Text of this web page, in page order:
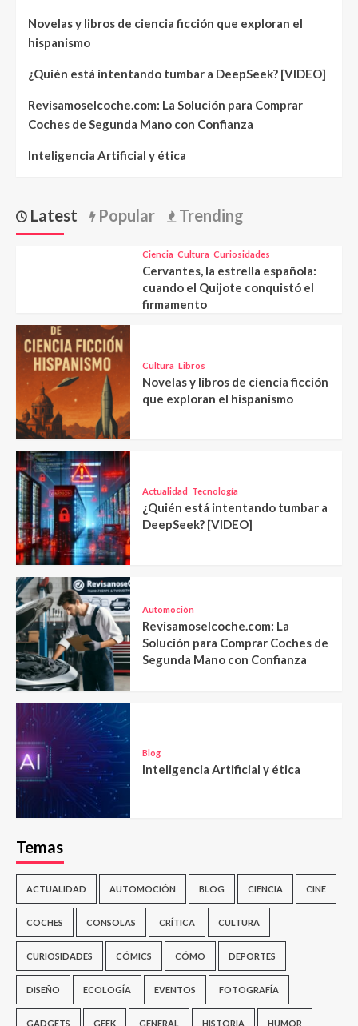
Novelas y libros de ciencia ficción que exploran el
hispanismo
¿Quién está intentando tumbar a DeepSeek? [VIDEO]
Revisamoselcoche.com: La Solución para Comprar
Coches de Segunda Mano con Confianza
Inteligencia Artificial y ética
Latest Popular Trending
Ciencia Cultura Curiosidades
Cervantes, la estrella española:
cuando el Quijote conquistó el
firmamento
Cultura Libros
Novelas y libros de ciencia ficción
que exploran el hispanismo
Actualidad Tecnología
¿Quién está intentando tumbar a
DeepSeek? [VIDEO]
Automoción
Revisamoselcoche.com: La
Solución para Comprar Coches de
Segunda Mano con Confianza
Blog
Inteligencia Artificial y ética
Temas
ACTUALIDAD AUTOMOCIÓN BLOG CIENCIA CINE
COCHES CONSOLAS CRÍTICA CULTURA
CURIOSIDADES CÓMICS CÓMO DEPORTES
DISEÑO ECOLOGÍA EVENTOS FOTOGRAFÍA
GADGETS GEEK GENERAL HISTORIA HUMOR